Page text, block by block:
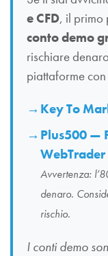
e CFD, il primo
conto demo
rischiare
piattaforme
Key To
Plus500 —
WebTrader
Avvertenza:
denaro.
rischio.
I conti demo